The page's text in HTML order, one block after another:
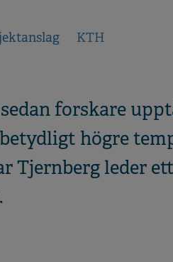
KTH
forskare
högre
Tjernberg leder